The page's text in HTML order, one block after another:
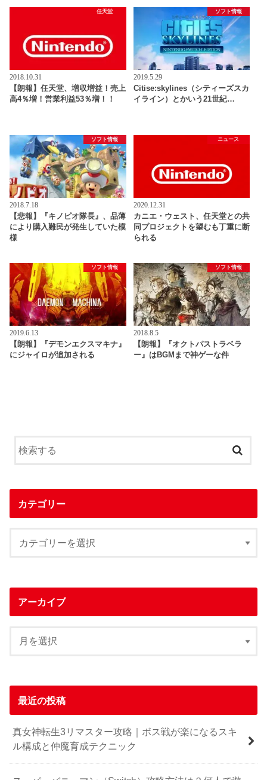
任天堂
2018.10.31
【朗報】任天堂、増収増益！売上
高4％増！営業利益53％増！！
ソフト情報
2019.5.29
Citise:skylines（シティーズスカ
イライン）とかいう21世紀…
ソフト情報
2018.7.18
【悲報】『キノピオ隊長』、品薄
により購入難民が発生していた模
様
ニュース
2020.12.31
カニエ・ウェスト、任天堂との共
同プロジェクトを望むも丁重に断
られる
ソフト情報
2019.6.13
【朗報】『デモンエクスマキナ』
にジャイロが追加される
ソフト情報
2018.8.5
【朗報】『オクトパストラベラ
ー』はBGMまで神ゲーな件
カテゴリー
アーカイブ
最近の投稿
真女神転生3リマスター攻略｜ボス戦が楽になるスキ
ル構成と仲魔育成テクニック